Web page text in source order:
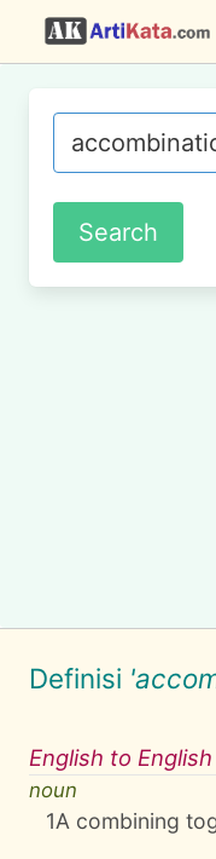
Definisi
English to English
noun
1A combining